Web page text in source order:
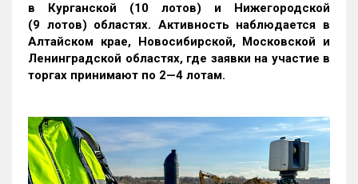
в Курганской (10 лотов) и Нижегородской
(9 лотов) областях. Активность наблюдается в
Алтайском крае, Новосибирской, Московской и
Ленинградской областях, где заявки на участие в
торгах принимают по 2—4 лотам.